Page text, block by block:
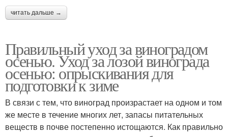
читать дальше →
Правильный уход за виноградом
осенью. Уход за лозой винограда
осенью: опрыскивания для
подготовки к зиме
В связи с тем, что виноград произрастает на одном и том
же месте в течение многих лет, запасы питательных
веществ в почве постепенно истощаются. Как правильно